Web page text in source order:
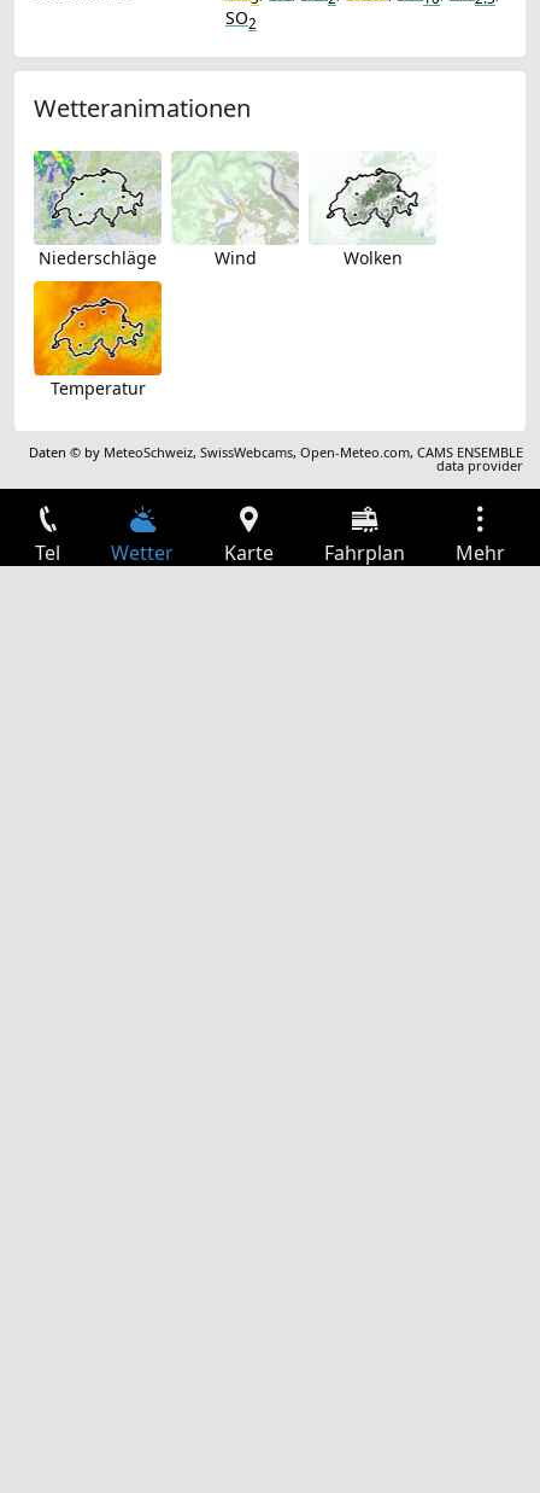
SO2
Wetteranimationen
Niederschläge Wind Wolken
Temperatur
Daten © by MeteoSchweiz,SwissWebcams,Open-Meteo.com,CAMS ENSEMBLE
data provider
Tel Wetter Karte Fahrplan Mehr